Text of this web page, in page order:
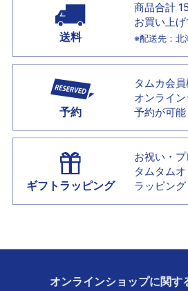
送料
商品合計
お買い上
※配送先：北
予約
タムカ会
オンライ
予約が可能
ギフトラッピング
お祝い・プ
タムタム
ラッピング
オンラインショップに関す